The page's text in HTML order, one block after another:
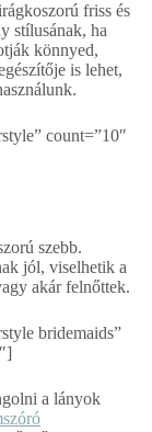
friss és
stílusának, ha
könnyed,
is lehet,
count=”10″
szebb.
jól, viselhetik a
akár felnőttek.
bridemaids”
a lányok